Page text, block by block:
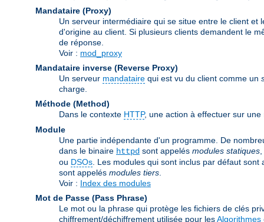
Mandataire (Proxy)
Un serveur intermédiaire qui se situe entre le client et
d'origine au client. Si plusieurs clients demandent le
de réponse.
Voir : mod_proxy
Mandataire inverse (Reverse Proxy)
Un serveur mandataire qui est vu du client comme un
charge.
Méthode (Method)
Dans le contexte HTTP, une action à effectuer sur
Module
Une partie indépendante d'un programme. De
dans le binaire httpd sont appelés modules statiques
ou DSOs . Les modules qui sont inclus par défaut
sont appelés modules tiers
Voir : Index des modules
Mot de Passe (Pass Phrase)
Le mot ou la phrase qui protège les fichiers de clés
chiffrement/déchiffrement utilisée pour lesAlgorithmes